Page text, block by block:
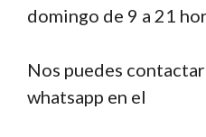
domingo de 9 a 21
Nos puedes
whatsapp en el